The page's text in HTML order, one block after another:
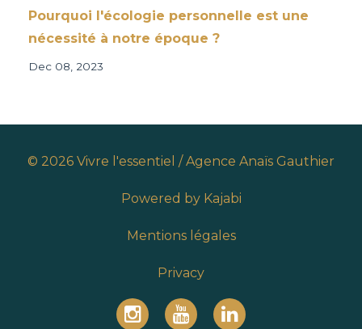
Pourquoi l'écologie personnelle est une
nécessité à notre époque ?
Dec 08, 2023
© 2026 Vivre l'essentiel / Agence Anaïs Gauthier
Powered by Kajabi
Mentions légales
Privacy